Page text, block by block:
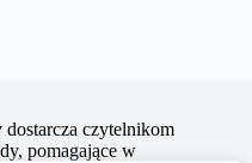
czytelnikom
pomagające w